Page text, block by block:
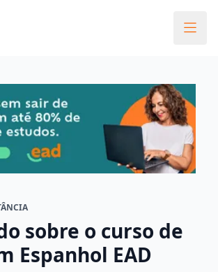
sobre o curso de
Espanhol EAD